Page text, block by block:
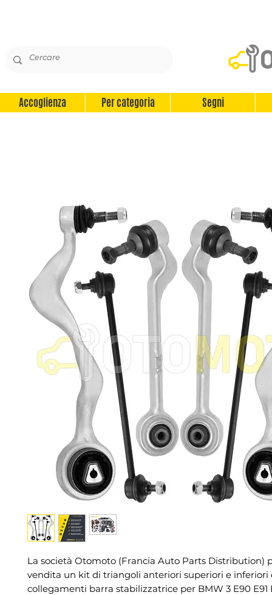
Accoglienza Per categoria Segni
La società Otomoto (Francia Auto Parts Distribution)
vendita un kit di triangoli anteriori superiori e inferiori
collegamenti barra stabilizzatrice per BMW 3 E90 E91